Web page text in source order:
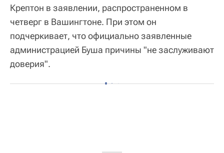
Крептон в заявлении, распространенном в
четверг в Вашингтоне. При этом он
подчеркивает, что официально заявленные
администрацией Буша причины "не заслуживают
доверия".